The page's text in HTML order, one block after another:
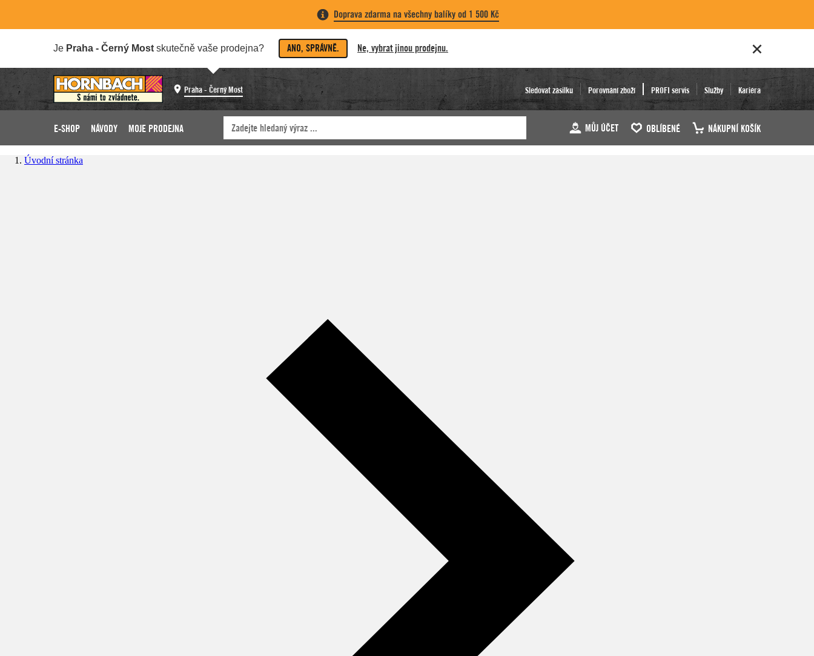
Doprava zdarma na všechny balíky od 1 500 Kč
Je Praha - Černý Most skutečně vaše prodejna? ANO, SPRÁVNĚ. Ne, vybrat jinou prodejnu.
Praha - Černý Most Sledovat zásilku Porovnání zboží PROFI servis Služby Kariéra
E-SHOP NÁVODY MOJE PRODEJNA MŮJ ÚČET OBLÍBENÉ NÁKUPNÍ KOŠÍK
Úvodní stránka